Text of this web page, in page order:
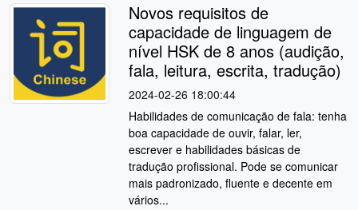
Novos requisitos de
capacidade de linguagem de
nível HSK de 8 anos (audição,
fala, leitura, escrita, tradução)
2024-02-26 18:00:44
Habilidades de comunicação de fala: tenha
boa capacidade de ouvir, falar, ler,
escrever e habilidades básicas de
tradução profissional. Pode se comunicar
mais padronizado, fluente e decente em
vários...